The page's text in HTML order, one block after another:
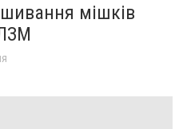
мішків